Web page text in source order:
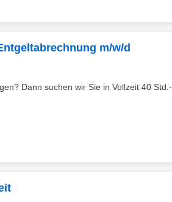
m/w/d
Dann suchen wir Sie in Vollzeit 40 Std.-